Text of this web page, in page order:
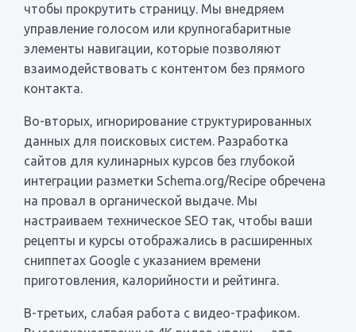
чтобы прокрутить страницу. Мы внедряем
управление голосом или крупногабаритные
элементы навигации, которые позволяют
взаимодействовать с контентом без прямого
контакта.
Во-вторых, игнорирование структурированных
данных для поисковых систем. Разработка
сайтов для кулинарных курсов без глубокой
интеграции разметки Schema.org/Recipe обречена
на провал в органической выдаче. Мы
настраиваем техническое SEO так, чтобы ваши
рецепты и курсы отображались в расширенных
сниппетах Google с указанием времени
приготовления, калорийности и рейтинга.
В-третьих, слабая работа с видео-трафиком.